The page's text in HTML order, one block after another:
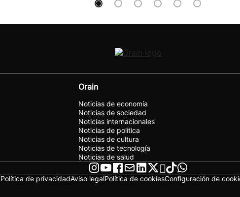
Orain
Noticias de economía
Noticias de sociedad
Noticias internacionales
Noticias de política
Noticias de cultura
Noticias de tecnología
Noticias de salud
Política de privacidadAviso legalPolítica de cookiesConfiguración de